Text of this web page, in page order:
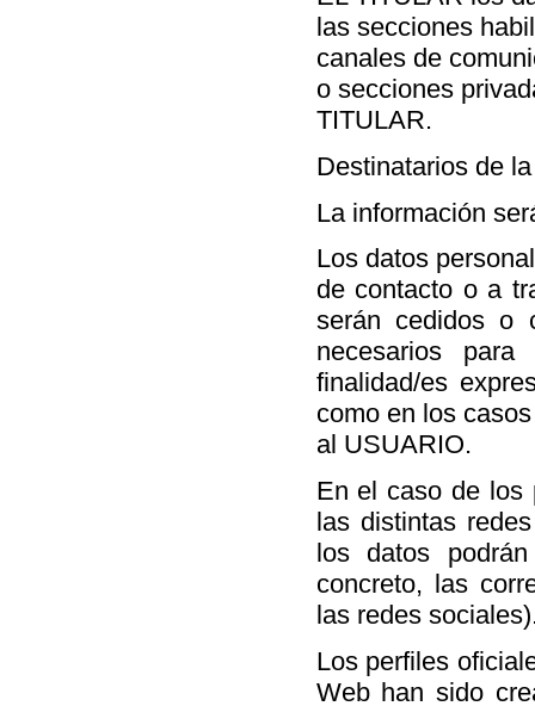
las secciones
canales de
o secciones
TITULAR.
Destinatarios de
La información
Los datos
de contacto o a
serán cedidos o
necesarios
finalidad/es
como en los
al USUARIO.
En el caso de los
las distintas
los datos
concreto, las
las redes
Los perfiles
Web han sido